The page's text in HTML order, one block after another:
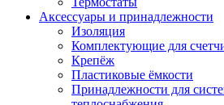
Аксессуары и принадлежности
Изоляция
Комплектующие для
Крепёж
Пластиковые ёмкости
Принадлежности для